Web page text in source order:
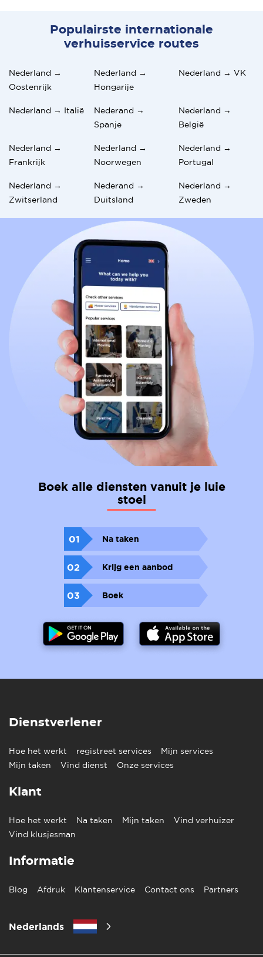
Populairste internationale
verhuisservice routes
Nederland →
Oostenrijk
Nederland →
Hongarije
Nederland → VK
Nederland → Italië
Nederand →
Spanje
Nederland →
België
Nederland →
Frankrijk
Nederland →
Noorwegen
Nederland →
Portugal
Nederland →
Zwitserland
Nederand →
Duitsland
Nederland →
Zweden
Boek alle diensten vanuit je luie
stoel
01 Na taken
02 Krijg een aanbod
03 Boek
Dienstverlener
Hoe het werkt registreet services
Mijn services
Mijn taken
Vind dienst Onze services
Klant
Hoe het werkt Na taken Mijn taken
Vind verhuizer
Vind klusjesman
Informatie
Blog Afdruk Klantenservice Contact ons Partners
Nederlands